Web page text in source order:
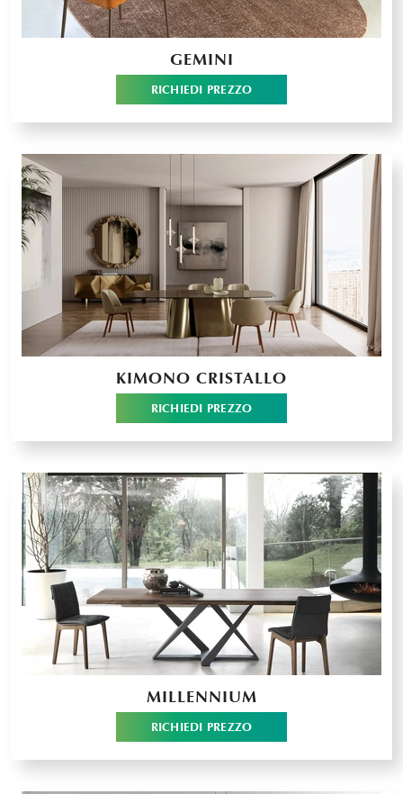
GEMINI
RICHIEDI PREZZO
KIMONO CRISTALLO
RICHIEDI PREZZO
MILLENNIUM
RICHIEDI PREZZO